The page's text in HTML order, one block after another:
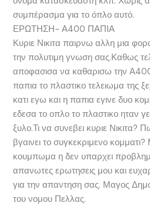
συμπέρασμα για το όπλο αυτό.
ΕΡΩΤΗΣΗ- Α400 ΠΑΠΙΑ
Κυριε Νικιτα παιρνω αλλη μια
την πολυτιμη γνωση σας.Καθως
αποφασισα να καθαρισω την
παπια το πλαστικο τελειωμα της
κατι εγω και η παπια εγινε δυο
εδεσα το οπλο το πλαστικο ηταν
ξυλο.Τι να συνεβει κυριε Νικιτα?
βγαινει το συγκεκριμενο
κουμπωμα η δεν υπαρχει
απανωτες ερωτησεις μου και
για την απαντηση σας. Μαγος
του νομου Πελλας.